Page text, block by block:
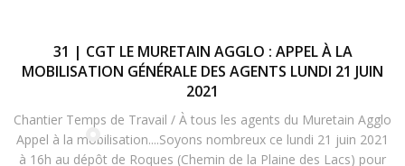
31 | CGT LE MURETAIN AGGLO : APPEL À LA
MOBILISATION GÉNÉRALE DES AGENTS LUNDI 21 JUIN
2021
Chantier Temps de Travail / À tous les agents du Muretain Agglo
Appel à la mobilisation....Soyons nombreux ce lundi 21 juin 2021
à 16h au dépôt de Roques (Chemin de la Plaine des Lacs) pour